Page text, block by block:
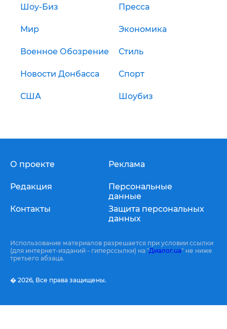
Шоу-Биз Пресса
Мир Экономика
Военное Обозрение Стиль
Новости Донбасса Спорт
США Шоубиз
О проекте
Редакция
Контакты
Реклама
Персональные
данные
Защита персональных
данных
Использование материалов разрешается при условии ссылки
(для интернет-изданий - гиперссылки) на "Диалог.ua" не ниже
третьего абзаца.
� 2026, Все права защищены.